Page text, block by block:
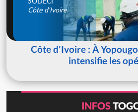
Côte d'Ivoire
Côte d'Ivoire : À
intensifie les
INFOS